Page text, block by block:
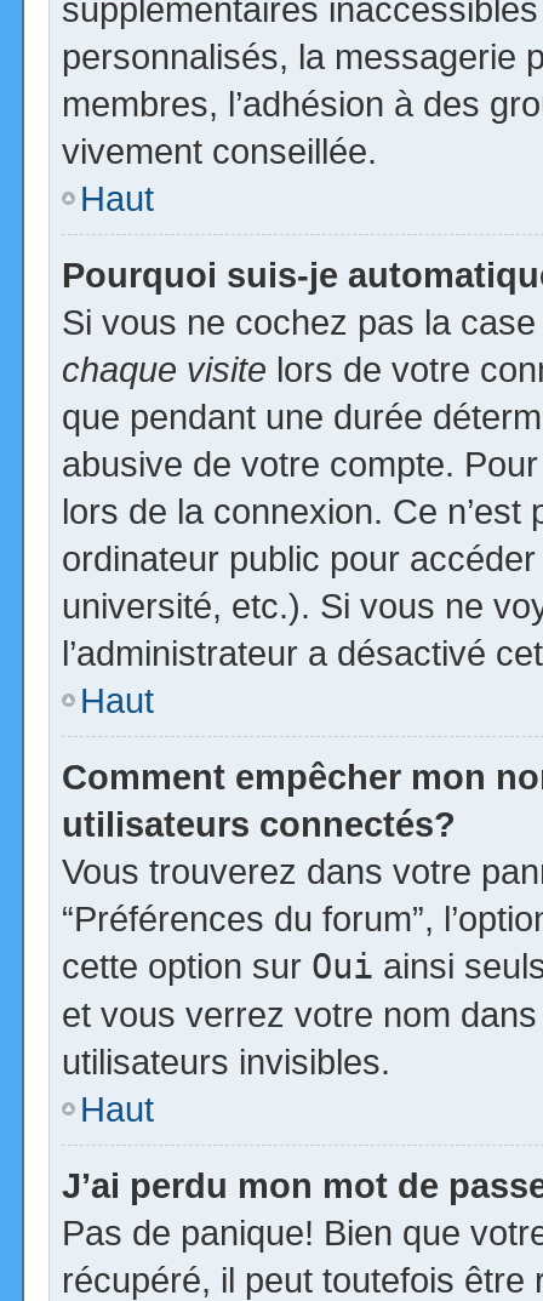
supplémentaires
personnalisés, la messagerie
membres, l’adhésion à des
vivement conseillée.
Haut
Pourquoi suis-je
Si vous ne cochez pas la
chaque visite lors de votre
que pendant une durée
abusive de votre compte.
lors de la connexion. Ce
ordinateur public pour
université, etc.). Si vous ne
l’administrateur a désactivé
Haut
Comment empêcher mon
utilisateurs connectés?
Vous trouverez dans votre
“Préférences du forum”,
cette option sur Oui ainsi
et vous verrez votre nom
utilisateurs invisibles.
Haut
J’ai perdu mon mot de
Pas de panique! Bien que
récupéré, il peut toutefois